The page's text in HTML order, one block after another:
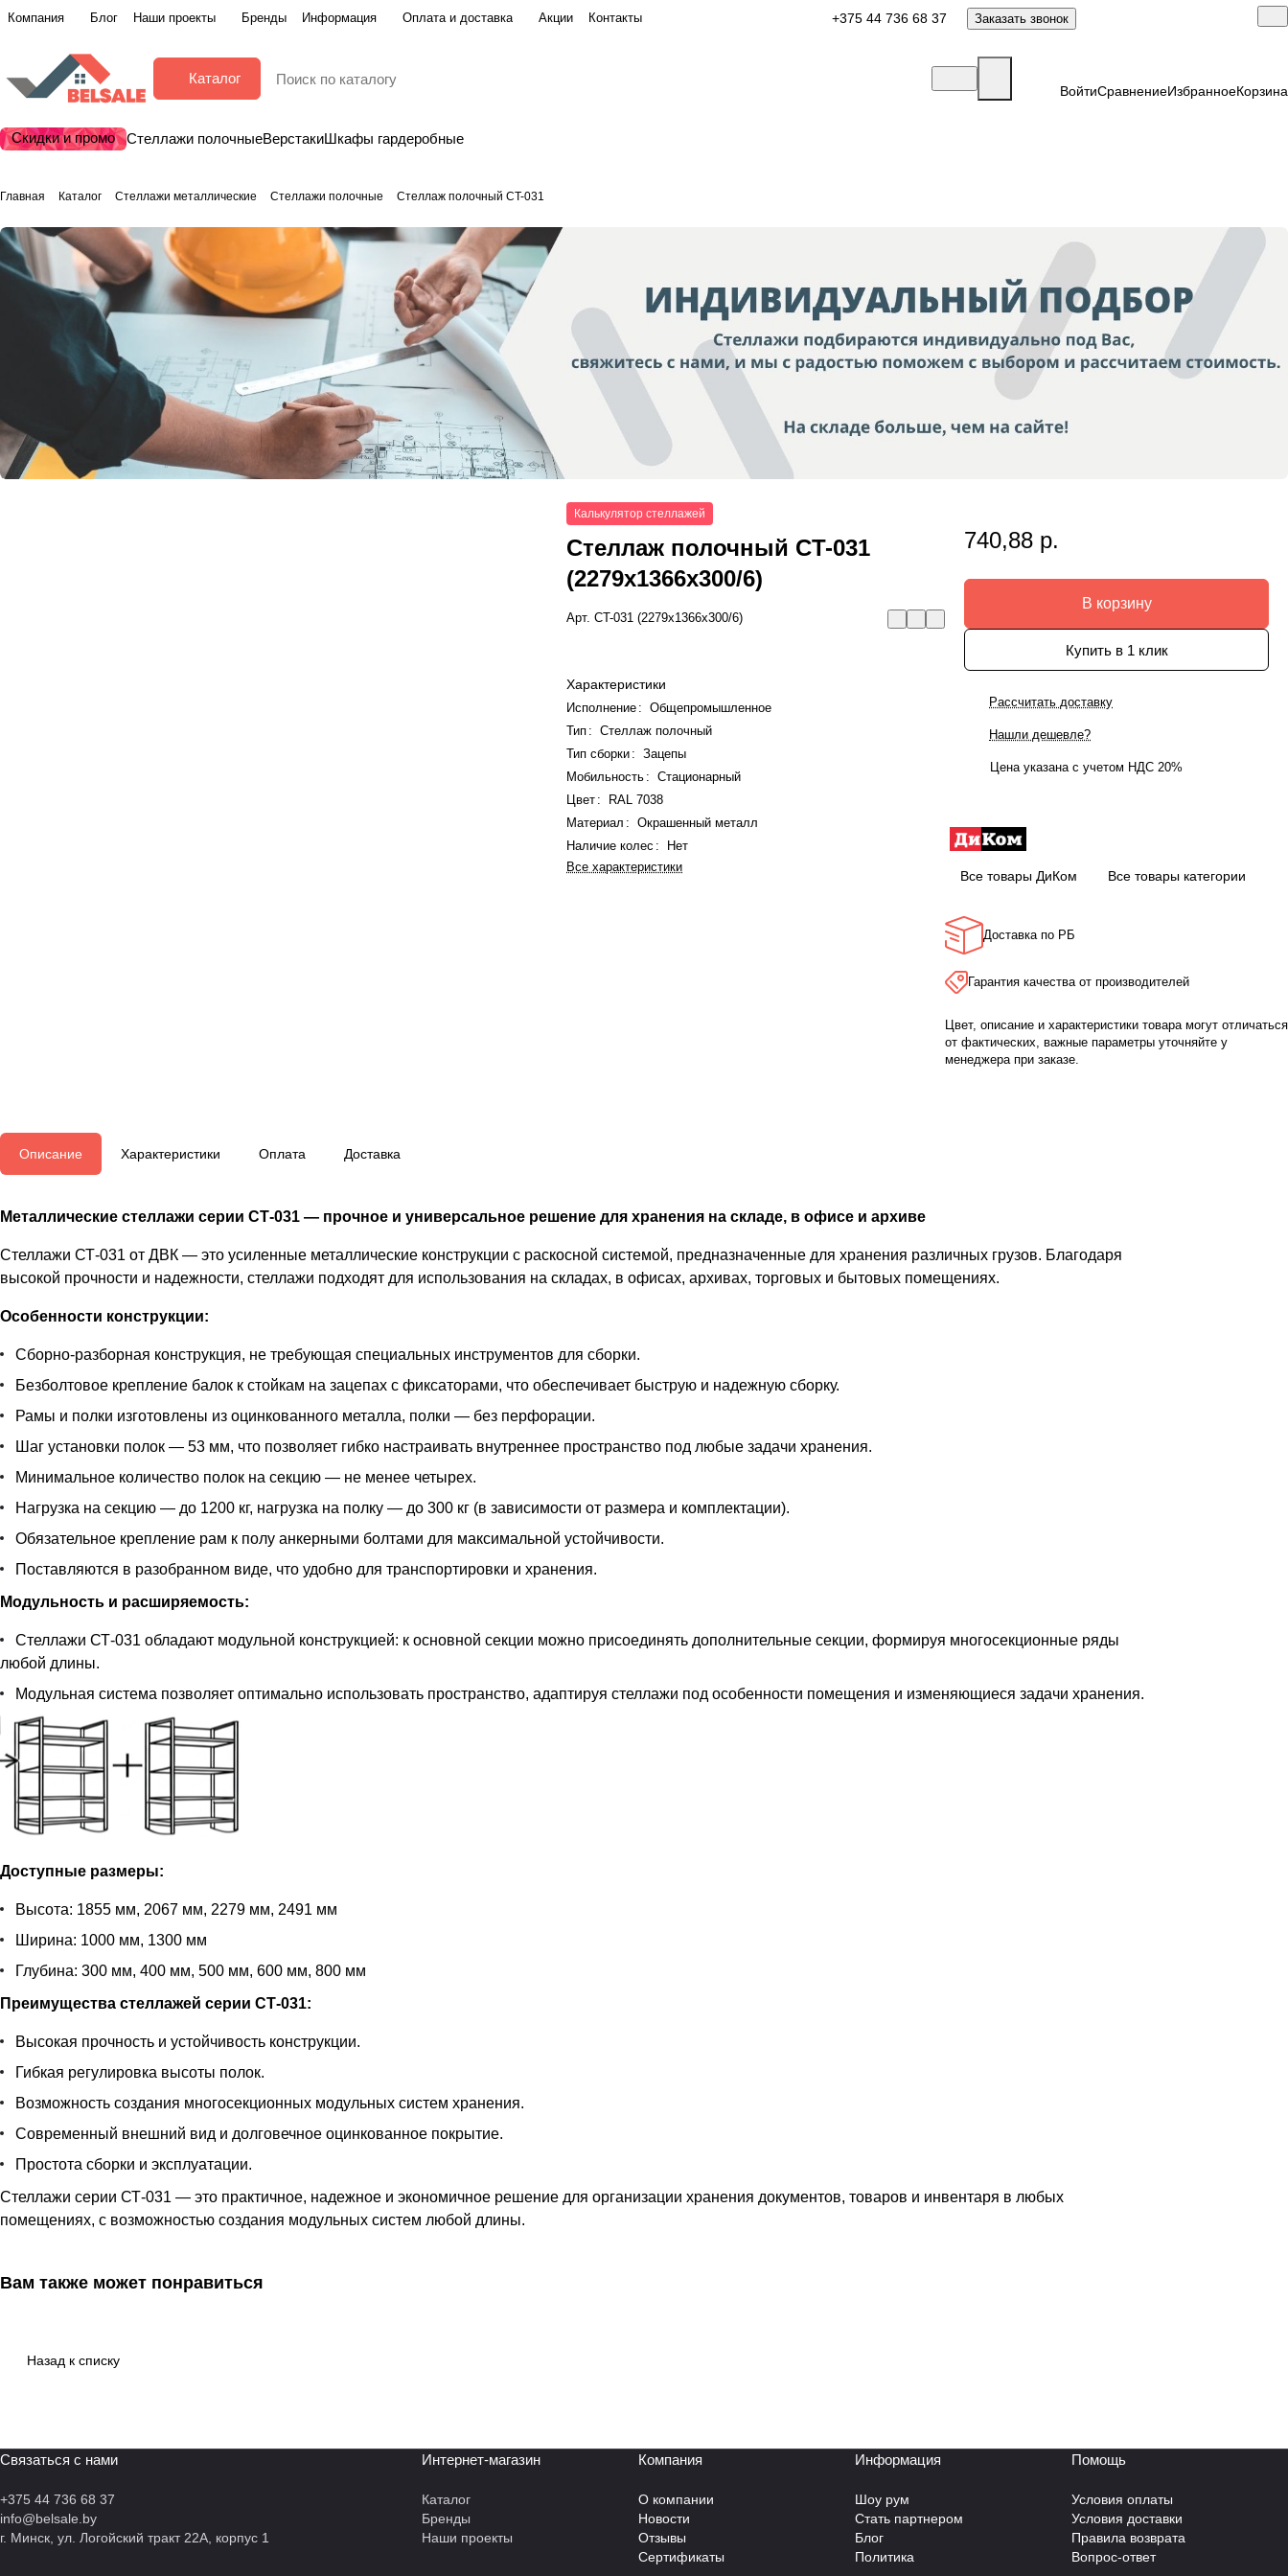
Компания Блог Наши проекты Бренды Информация Оплата и доставка Акции Контакты +375 44 736 68 37 Заказать звонок
Каталог
ВойтиСравнениеИзбранноеКорзина
Скидки и промо Стеллажи полочныеВерстакиШкафы гардеробные
Главная Каталог Стеллажи металлические Стеллажи полочные Стеллаж полочный СT-031
Калькулятор стеллажей
Стеллаж полочный СT-031
(2279x1366x300/6)
Арт.СT-031 (2279x1366x300/6)
Характеристики
Исполнение :
Общепромышленное
Тип :
Стеллаж полочный
Тип сборки:
Зацепы
Мобильность :
Стационарный
Цвет :
RAL 7038
Материал :
Окрашенный металл
Наличие колес :
Нет
Все характеристики
740,88 р.
В корзину
Купить в 1 клик
Рассчитать доставку
Нашли дешевле?
Цена указана с учетом НДС 20%
Все товары ДиКом Все товары категории
Доставка по РБ
Гарантия качества от производителей
Цвет, описание и характеристики товара могут отличаться
от фактических, важные параметры уточняйте у
менеджера при заказе.
Описание Характеристики Оплата Доставка
Металлические стеллажи серии СТ-031 — прочное и универсальное решение для хранения на складе, в офисе и архиве
Стеллажи СТ-031 от ДВК — это усиленные металлические конструкции с раскосной системой, предназначенные для хранения различных грузов. Благодаря
высокой прочности и надежности, стеллажи подходят для использования на складах, в офисах, архивах, торговых и бытовых помещениях.
Особенности конструкции:
Сборно-разборная конструкция, не требующая специальных инструментов для сборки.
Безболтовое крепление балок к стойкам на зацепах с фиксаторами, что обеспечивает быструю и надежную сборку.
Рамы и полки изготовлены из оцинкованного металла, полки — без перфорации.
Шаг установки полок — 53 мм, что позволяет гибко настраивать внутреннее пространство под любые задачи хранения.
Минимальное количество полок на секцию — не менее четырех.
Нагрузка на секцию — до 1200 кг, нагрузка на полку — до 300 кг (в зависимости от размера и комплектации).
Обязательное крепление рам к полу анкерными болтами для максимальной устойчивости.
Поставляются в разобранном виде, что удобно для транспортировки и хранения.
Модульность и расширяемость:
Стеллажи СТ-031 обладают модульной конструкцией: к основной секции можно присоединять дополнительные секции, формируя многосекционные ряды
любой длины.
Модульная система позволяет оптимально использовать пространство, адаптируя стеллажи под особенности помещения и изменяющиеся задачи хранения.
Доступные размеры:
Высота: 1855 мм, 2067 мм, 2279 мм, 2491 мм
Ширина: 1000 мм, 1300 мм
Глубина: 300 мм, 400 мм, 500 мм, 600 мм, 800 мм
Преимущества стеллажей серии СТ-031:
Высокая прочность и устойчивость конструкции.
Гибкая регулировка высоты полок.
Возможность создания многосекционных модульных систем хранения.
Современный внешний вид и долговечное оцинкованное покрытие.
Простота сборки и эксплуатации.
Стеллажи серии СТ-031 — это практичное, надежное и экономичное решение для организации хранения документов, товаров и инвентаря в любых
помещениях, с возможностью создания модульных систем любой длины.
Вам также может понравиться
Назад к списку
Связаться с нами
+375 44 736 68 37
info@belsale.by
г. Минск, ул. Логойский тракт 22А, корпус 1
Интернет-магазин
Каталог
Бренды
Наши проекты
Компания
О компании
Новости
Отзывы
Сертификаты
Информация
Шоу рум
Стать партнером
Блог
Политика
Помощь
Условия оплаты
Условия доставки
Правила возврата
Вопрос-ответ